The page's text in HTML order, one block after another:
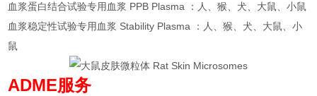
血浆蛋白结合试验专用血浆 PPB Plasma ：人、猴、犬、大鼠、小鼠
血浆稳定性试验专用血浆 Stability Plasma ：人、猴、犬、大鼠、小
鼠
ADME服务